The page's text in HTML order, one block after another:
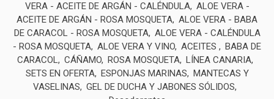
VERA - ACEITE DE ARGÁN - CALÉNDULA ALOE VERA -
ACEITE DE ARGÁN - ROSA MOSQUETA ALOE VERA - BABA
DE CARACOL - ROSA MOSQUETA ALOE VERA - CALÉNDULA
- ROSA MOSQUETA ALOE VERA Y VINO ACEITES
BABA DE
CARACOL CÁÑAMO ROSA MOSQUETA
LÍNEA CANARIA
SETS EN OFERTA
ESPONJAS MARINAS
MANTECAS Y
VASELINAS
GEL DE DUCHA Y JABONES SÓLIDOS